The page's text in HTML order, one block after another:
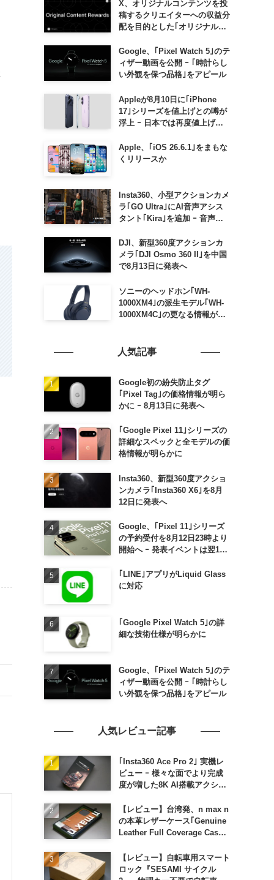
X、オリジナルコンテンツを投
稿するクリエイターへの収益分
配を目的とした｢オリジナルコ
入へ ｰ 従来の｢収益分配｣は廃
止
Google、｢Pixel Watch 5｣のテ
ィザー動画を公開 ｰ ｢時計らし
い外観を保つ品格｣をアピール
Appleが8月10日に｢iPhone
17｣シリーズを値上げとの噂が
浮上 ｰ 日本では再度値上げの
Apple、｢iOS 26.6.1｣をまもな
くリリースか
Insta360、小型アクションカメ
ラ｢GO Ultra｣にAI音声アシス
タント｢Kira｣を追加 ｰ 音声で
などが利用可能に
DJI、新型360度アクションカ
メラ｢DJI Osmo 360 II｣を中国
で8月13日に発表へ
ソニーのヘッドホン｢WH-
1000XM4｣の派生モデル｢WH-
1000XM4C｣の更なる情報が明
人気記事
Google初の紛失防止タグ
｢Pixel Tag｣の価格情報が明ら
かに ｰ 8月13日に発表へ
｢Google Pixel 11｣シリーズの
詳細なスペックと全モデルの価
格情報が明らかに
Insta360、新型360度アクショ
ンカメラ｢Insta360 X6｣を8月
12日に発表へ
Google、｢Pixel 11｣シリーズ
の予約受付を8月12日23時より
開始へ ｰ 発表イベントは翌13
｢LINE｣アプリがLiquid Glass
に対応
｢Google Pixel Watch 5｣の詳
細な技術仕様が明らかに
Google、｢Pixel Watch 5｣のテ
ィザー動画を公開 ｰ ｢時計らし
い外観を保つ品格｣をアピール
人気レビュー記事
｢Insta360 Ace Pro 2｣ 実機レ
ビュー ｰ 様々な面でより完成
度が増した8K AI搭載アクショ
【レビュー】台湾発、n max n
の本革レザーケース｢Genuine
Leather Full Coverage Case
【レビュー】自転車用スマート
ロック『SESAMI サイクル